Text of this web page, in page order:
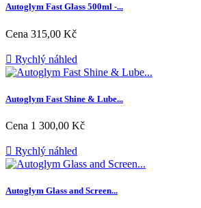
Autoglym Fast Glass 500ml -...
Cena 315,00 Kč
 Rychlý náhled
Autoglym Fast Shine & Lube...
Cena 1 300,00 Kč
 Rychlý náhled
Autoglym Glass and Screen...